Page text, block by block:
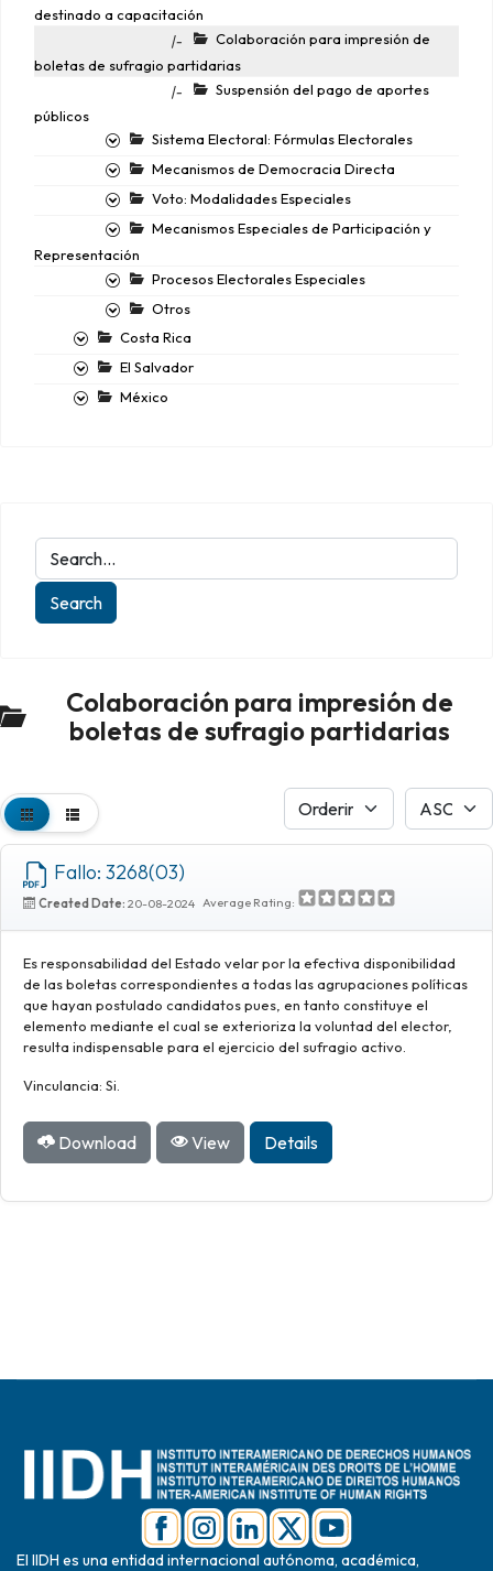
destinado a capacitación
|-
Colaboración para impresión de
boletas de sufragio partidarias
|-
Suspensión del pago de aportes
públicos
Sistema Electoral: Fórmulas Electorales
Mecanismos de Democracia Directa
Voto: Modalidades Especiales
Mecanismos Especiales de Participación y
Representación
Procesos Electorales Especiales
Otros
Costa Rica
El Salvador
México
Colaboración para impresión de
boletas de sufragio partidarias
Fallo: 3268(03)
Created Date: 20-08-2024 Average Rating:
Es responsabilidad del Estado velar por la efectiva disponibilidad
de las boletas correspondientes a todas las agrupaciones políticas
que hayan postulado candidatos pues, en tanto constituye el
elemento mediante el cual se exterioriza la voluntad del elector,
resulta indispensable para el ejercicio del sufragio activo.
Vinculancia: Si.
Download View Details
El IIDH es una entidad internacional autónoma, académica,